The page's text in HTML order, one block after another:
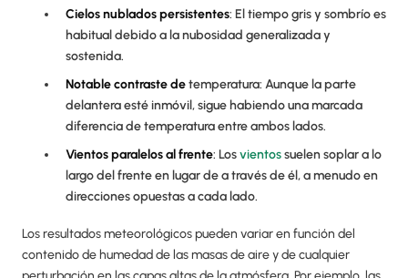
Cielos nublados persistentes: El tiempo gris y sombrío es
habitual debido a la nubosidad generalizada y
sostenida.
Notable contraste detemperatura: Aunque la parte
delantera esté inmóvil, sigue habiendo una marcada
diferencia de temperatura entre ambos lados.
Vientos paralelos al frente: Losvientossuelen soplar a lo
largo del frente en lugar de a través de él, a menudo en
direcciones opuestas a cada lado.
Los resultados meteorológicos pueden variar en función del
contenido de humedad de las masas de aire y de cualquier